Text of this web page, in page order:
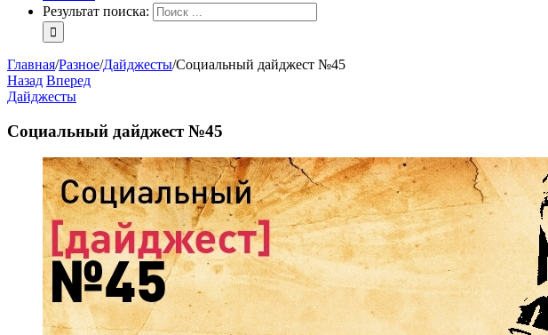
Результат поиска:
Главная/Разное/Дайджесты/Социальный дайджест №45
Назад Вперед
Дайджесты
Социальный дайджест №45